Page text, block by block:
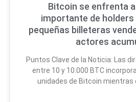
Bitcoin se enfrenta
importante de
pequeñas billeteras
actores
Puntos Clave de la Noticia: Las
entre 10 y 10.000 BTC
unidades de Bitcoin mientras